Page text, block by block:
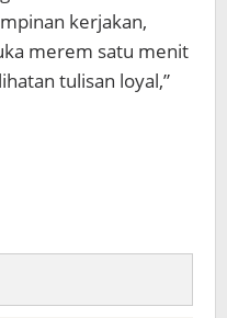
kerjakan,
merem satu menit
tulisan loyal,”